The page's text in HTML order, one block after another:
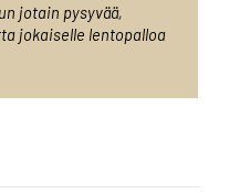
jotain pysyvää,
jokaiselle lentopalloa